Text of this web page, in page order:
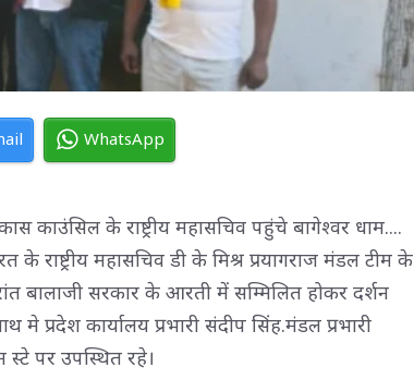
WhatsApp
काउंसिल के राष्ट्रीय महासचिव पहुंचे बागेश्वर धाम....
राष्ट्रीय महासचिव डी के मिश्र प्रयागराज मंडल टीम के
बालाजी सरकार के आरती में सम्मिलित होकर दर्शन
मे प्रदेश कार्यालय प्रभारी संदीप सिंह.मंडल प्रभारी
पर उपस्थित रहे।